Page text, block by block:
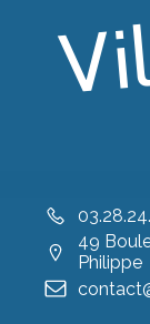
49
Philippe